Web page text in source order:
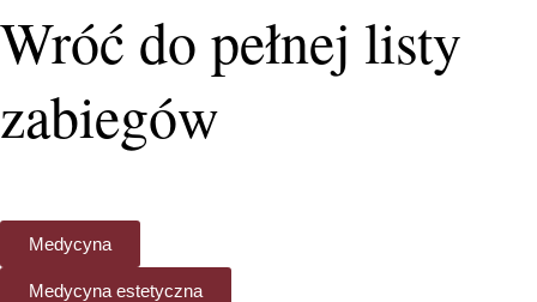
Wróć do pełnej listy
zabiegów
Medycyna
Medycyna estetyczna